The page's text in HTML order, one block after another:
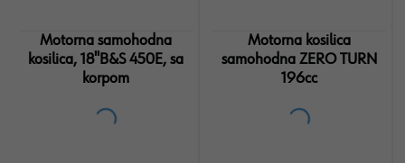
Motorna samohodna
kosilica, 18''B&S 450E, sa
korpom
Motorna kosilica
samohodna ZERO TURN
196cc